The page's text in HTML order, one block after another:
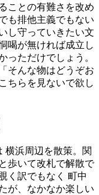
ことの有難さを改め
も排他主義でもない
し守っていきたい文
喝が無ければ成立し
っただけでしょう。
そんな物はどうぞお
ちらを見ないで欲し
浜周辺を散策。関
歩いて改札で解散で
く訳でもなく 町中
が、なかなか楽しい